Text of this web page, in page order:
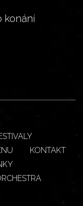
konání
KONTAKT